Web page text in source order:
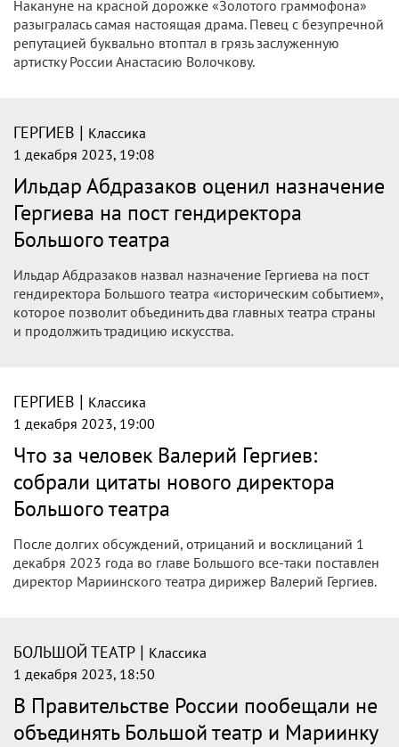
Накануне на красной дорожке «Золотого граммофона»
разыгралась самая настоящая драма. Певец с безупречной
репутацией буквально втоптал в грязь заслуженную
артистку России Анастасию Волочкову.
ГЕРГИЕВ | Классика
1 декабря 2023, 19:08
Ильдар Абдразаков оценил назначение
Гергиева на пост гендиректора
Большого театра
Ильдар Абдразаков назвал назначение Гергиева на пост
гендиректора Большого театра «историческим событием»,
которое позволит объединить два главных театра страны
и продолжить традицию искусства.
ГЕРГИЕВ | Классика
1 декабря 2023, 19:00
Что за человек Валерий Гергиев:
собрали цитаты нового директора
Большого театра
После долгих обсуждений, отрицаний и восклицаний 1
декабря 2023 года во главе Большого все-таки поставлен
директор Мариинского театра дирижер Валерий Гергиев.
БОЛЬШОЙ ТЕАТР | Классика
1 декабря 2023, 18:50
В Правительстве России пообещали не
объединять Большой театр и Мариинку